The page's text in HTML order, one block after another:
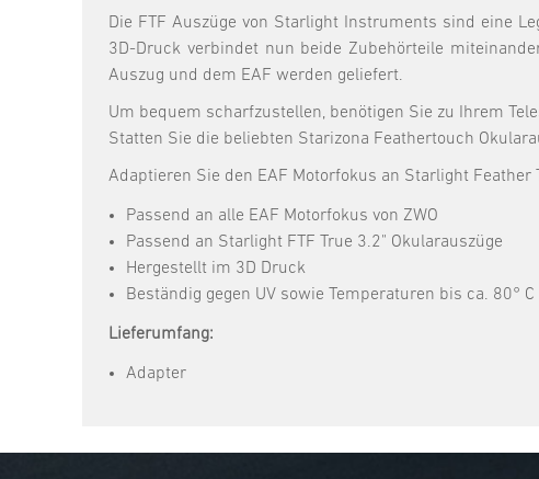
Die FTF Auszüge von Starlight Instruments sind eine
3D-Druck verbindet nun beide Zubehörteile
Auszug und dem EAF werden geliefert.
Um bequem scharfzustellen, benötigen Sie zu Ihrem
Statten Sie die beliebten Starizona Feathertouch
Adaptieren Sie den EAF Motorfokus an Starlight
Passend an alle EAF Motorfokus von ZWO
Passend an Starlight FTF True 3.2" Okularauszüge
Hergestellt im 3D Druck
Beständig gegen UV sowie Temperaturen bis ca. 80° C
Lieferumfang:
Adapter